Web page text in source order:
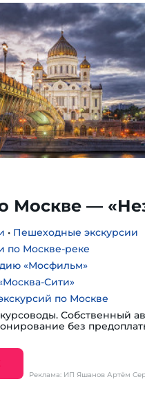
Москве —
• Пешеходные экскурсии
по Москве-реке
«Мосфильм»
Сити»
по Москве
Собственный
без
Реклама: ИП Яшанов Артём